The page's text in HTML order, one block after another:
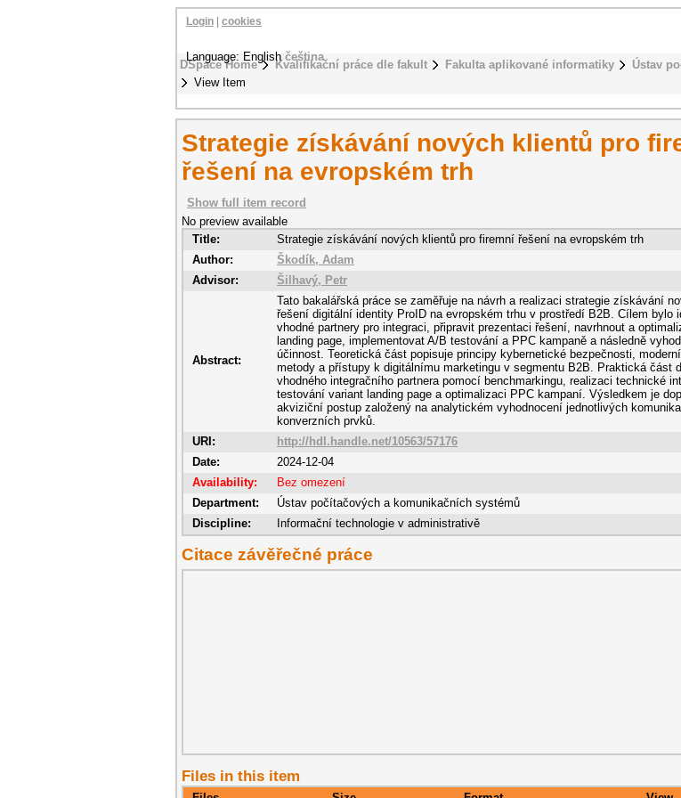
DSpace Home Kvalifikační práce dle fakult Fakulta aplikované informatiky Ústav
View Item
Login cookies
Language: Englishčeština
Strategie získávání nových klientů pro
řešení na evropském trh
Show full item record
No preview available
Title:
Strategie získávání nových klientů pro firemní řešení na evropském trh
Author:
Škodík, Adam
Advisor:
Šilhavý, Petr
Abstract:
Tato bakalářská práce se zaměřuje na návrh a realizaci strategie získávání
řešení digitální identity ProID na evropském trhu v prostředí B2B. Cílem bylo
vhodné partnery pro integraci, připravit prezentaci řešení, navrhnout a
landing page, implementovat A/B testování a PPC kampaně a následně
účinnost. Teoretická část popisuje principy kybernetické bezpečnosti,
metody a přístupy k digitálnímu marketingu v segmentu B2B. Praktická část
vhodného integračního partnera pomocí benchmarkingu, realizaci technické
testování variant landing page a optimalizaci PPC kampaní. Výsledkem je
akviziční postup založený na analytickém vyhodnocení jednotlivých
konverzních prvků.
URI:
http://hdl.handle.net/10563/57176
Date:
2024-12-04
Availability:
Bez omezení
Department:
Ústav počítačových a komunikačních systémů
Discipline:
Informační technologie v administrativě
Citace závěřečné práce
Files in this item